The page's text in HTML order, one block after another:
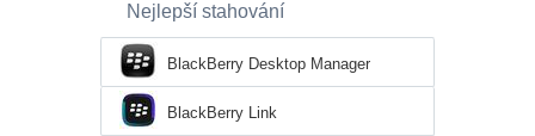
Nejlepší stahování
BlackBerry Desktop Manager
BlackBerry Link